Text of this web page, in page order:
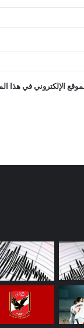
الإلكتروني في هذا